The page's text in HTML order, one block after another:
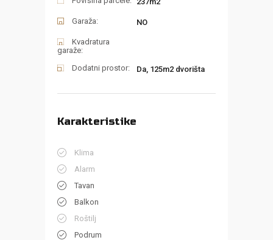
Garaža: NO
Kvadratura
garaže:
Dodatni prostor:
Da, 125m2 dvorišta
Karakteristike
Klima
Alarm
Tavan
Balkon
Roštilj
Podrum